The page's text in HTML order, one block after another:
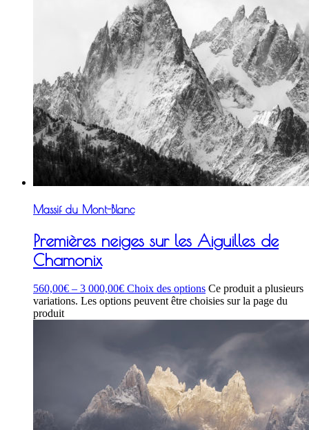
Massif du Mont-Blanc
Premières neiges sur les Aiguilles de
Chamonix
560,00€ – 3 000,00€ Choix des options Ce produit a plusieurs
variations. Les options peuvent être choisies sur la page du
produit